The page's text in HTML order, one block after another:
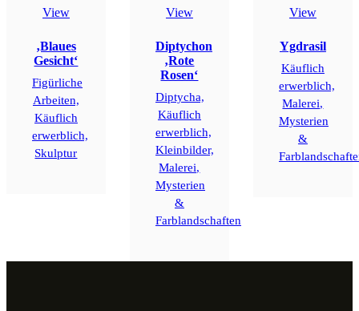
View
‚Blaues
Gesicht‘
Figürliche
Arbeiten,
Käuflich
erwerblich,
Skulptur
View
Diptychon
‚Rote
Rosen‘
Diptycha,
Käuflich
erwerblich,
Kleinbilder,
Malerei,
Mysterien
&
Farblandschaften
View
Ygdrasil
Käuflich
erwerblich,
Malerei,
Mysterien
&